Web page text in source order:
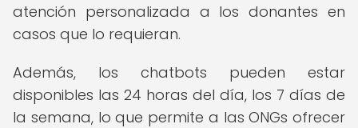
atención personalizada a los donantes en
casos que lo requieran.
Además, los chatbots pueden estar
disponibles las 24 horas del día, los 7 días de
la semana, lo que permite a las ONGs ofrecer